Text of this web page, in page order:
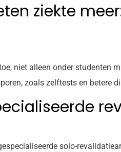
ziekte
niet alleen onder studenten
zoals zelftests en betere
solo-